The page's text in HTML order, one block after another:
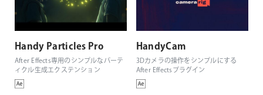
Handy Particles Pro
After Effects専用のシンプルなパーテ
ィクル生成エクステンション
HandyCam
3Dカメラの操作をシンプルにする
After Effectsプラグイン